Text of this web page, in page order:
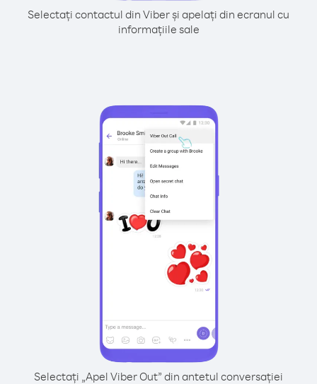
Selectați contactul din Viber și apelați din ecranul cu
informațiile sale
Selectați „Apel Viber Out” din antetul conversației